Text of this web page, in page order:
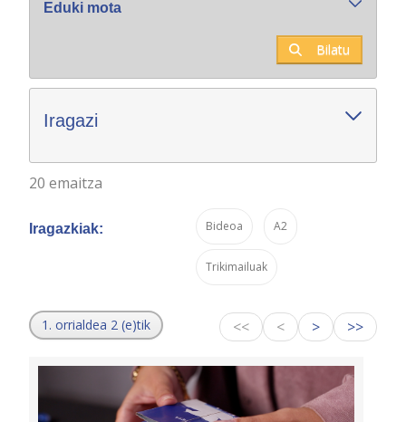
Eduki mota
Bilatu
Iragazi
20 emaitza
Iragazkiak: Bideoa A2
Trikimailuak
1. orrialdea 2 (e)tik << < > >>